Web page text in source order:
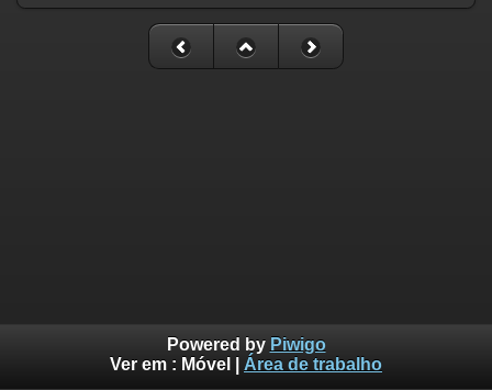
Powered by Piwigo
Ver em : Móvel Área de trabalho